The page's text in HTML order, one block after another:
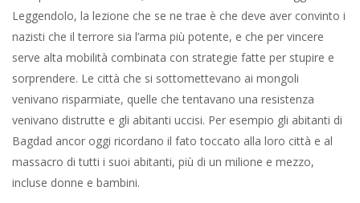
Leggendolo, la lezione che se ne trae è che deve aver convinto i
nazisti che il terrore sia l’arma più potente, e che per vincere
serve alta mobilità combinata con strategie fatte per stupire e
sorprendere. Le città che si sottomettevano ai mongoli
venivano risparmiate, quelle che tentavano una resistenza
venivano distrutte e gli abitanti uccisi. Per esempio gli abitanti di
Bagdad ancor oggi ricordano il fato toccato alla loro città e al
massacro di tutti i suoi abitanti, più di un milione e mezzo,
incluse donne e bambini.